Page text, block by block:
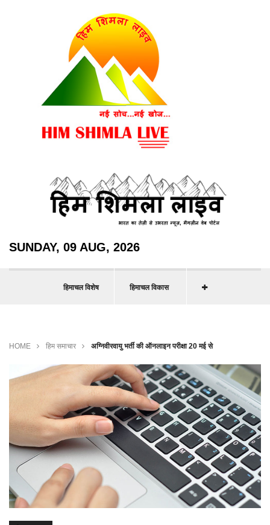
SUNDAY, 09 AUG, 2026
हिमाचल विशेष हिमाचल विकास
HOME हिम समाचार अग्निवीरवायु भर्ती की ऑनलाइन परीक्षा 20 मई से